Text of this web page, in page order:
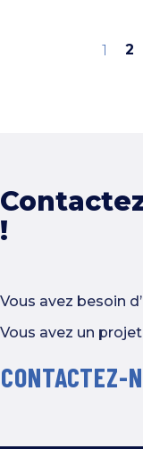
1 2
!
Vous avez besoin
Vous avez un
CONTACTEZ-